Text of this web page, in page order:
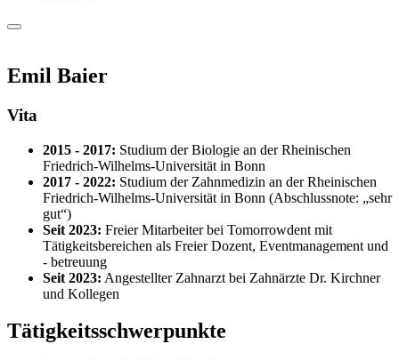
Emil Baier
Vita
2015 - 2017: Studium der Biologie an der Rheinischen
Friedrich-Wilhelms-Universität in Bonn
2017 - 2022: Studium der Zahnmedizin an der Rheinischen
Friedrich-Wilhelms-Universität in Bonn (Abschlussnote: „sehr
gut“)
Seit 2023: Freier Mitarbeiter bei Tomorrowdent mit
Tätigkeitsbereichen als Freier Dozent, Eventmanagement und
- betreuung
Seit 2023: Angestellter Zahnarzt bei Zahnärzte Dr. Kirchner
und Kollegen
Tätigkeitsschwerpunkte